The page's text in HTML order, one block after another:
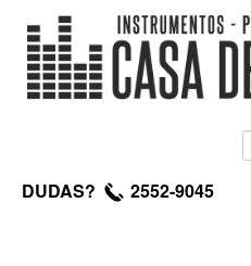
DUDAS? 2552-9045